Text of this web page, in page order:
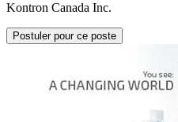
Kontron Canada Inc.
Postuler pour ce poste